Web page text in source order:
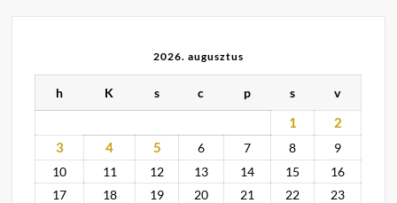
2026. augusztus
h K s c p s v
1
2
3
4 5 6 7 8
9
10
11 12 13 14 15
16
17
18 19 20 21 22
23